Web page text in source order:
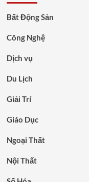
Bất Động Sản
Công Nghệ
Dịch vụ
Du Lịch
Giải Trí
Giáo Dục
Ngoại Thất
Nội Thất